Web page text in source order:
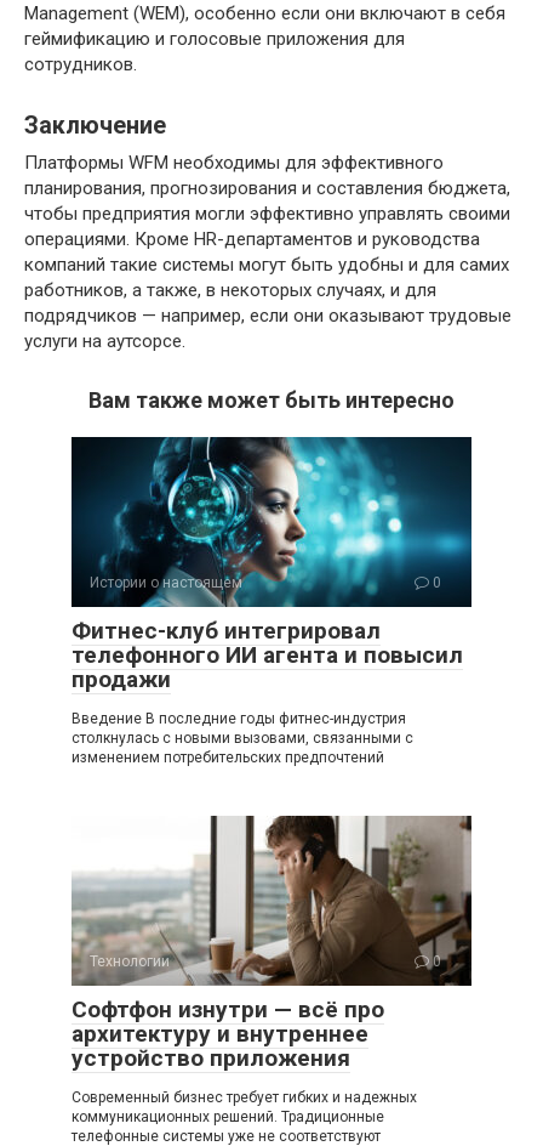
Management (WEM), особенно если они включают в себя
геймификацию и голосовые приложения для
сотрудников.
Заключение
Платформы WFM необходимы для эффективного
планирования, прогнозирования и составления бюджета,
чтобы предприятия могли эффективно управлять своими
операциями. Кроме HR-департаментов и руководства
компаний такие системы могут быть удобны и для самих
работников, а также, в некоторых случаях, и для
подрядчиков — например, если они оказывают трудовые
услуги на аутсорсе.
Вам также может быть интересно
Истории о настоящем 0
Фитнес-клуб интегрировал
телефонного ИИ агента и повысил
продажи
Введение В последние годы фитнес-индустрия
столкнулась с новыми вызовами, связанными с
изменением потребительских предпочтений
Технологии 0
Софтфон изнутри — всё про
архитектуру и внутреннее
устройство приложения
Современный бизнес требует гибких и надежных
коммуникационных решений. Традиционные
телефонные системы уже не соответствуют